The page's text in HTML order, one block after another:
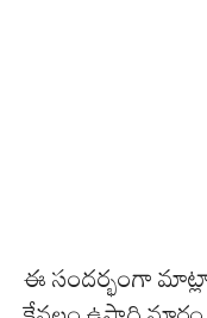
ఈ సందర్భంగా